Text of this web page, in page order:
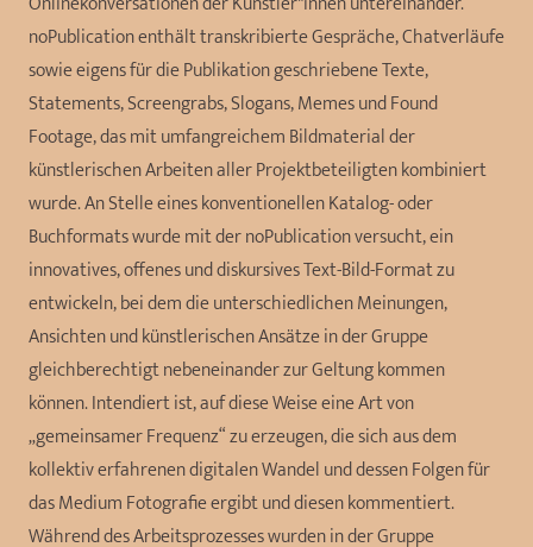
noPublication enthält transkribierte Gespräche, Chatverläufe
sowie eigens für die Publikation geschriebene Texte,
Statements, Screengrabs, Slogans, Memes und Found
Footage, das mit umfangreichem Bildmaterial der
künstlerischen Arbeiten aller Projektbeteiligten kombiniert
wurde. An Stelle eines konventionellen Katalog- oder
Buchformats wurde mit der noPublication versucht, ein
innovatives, offenes und diskursives Text-Bild-Format zu
entwickeln, bei dem die unterschiedlichen Meinungen,
Ansichten und künstlerischen Ansätze in der Gruppe
gleichberechtigt nebeneinander zur Geltung kommen
können. Intendiert ist, auf diese Weise eine Art von
„gemeinsamer Frequenz“ zu erzeugen, die sich aus dem
kollektiv erfahrenen digitalen Wandel und dessen Folgen für
das Medium Fotografie ergibt und diesen kommentiert.
Während des Arbeitsprozesses wurden in der Gruppe